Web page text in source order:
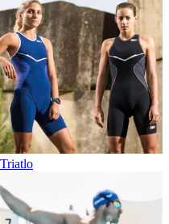
Triatlo